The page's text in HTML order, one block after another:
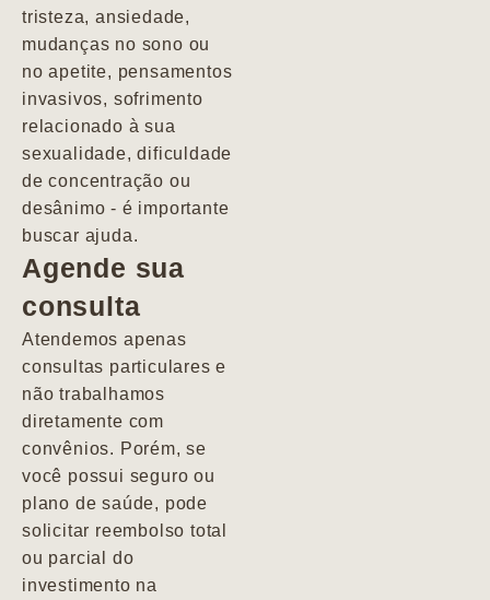
tristeza, ansiedade,
mudanças no sono ou
no apetite, pensamentos
invasivos, sofrimento
relacionado à sua
sexualidade, dificuldade
de concentração ou
desânimo - é importante
buscar ajuda.
Agende sua
consulta
Atendemos apenas
consultas particulares e
não trabalhamos
diretamente com
convênios. Porém, se
você possui seguro ou
plano de saúde, pode
solicitar reembolso total
ou parcial do
investimento na